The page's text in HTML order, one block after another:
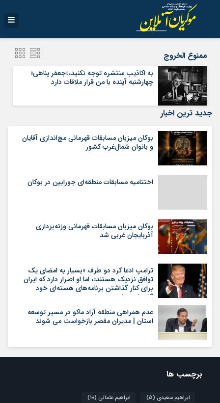
ممنوع الخروج
به اکاذیب منتشره توجه نکنید،«جعفر پناهی»
چهارشنبه آینده با من قرار ملاقات دارد
جدید ترین اخبار
بوکان میزبان مسابقات قهرمانی مچ‌اندازی آقایان
و بانوان شمال‌غرب کشور
اختتامیه مسابقات منطقه‌ای جورابین در بوکان
بوکان میزبان مسابقات قهرمانی وزنه‌برداری
آذربایجان غربی شد
ترامپ ادعا کرد دو طرف «بسیار به امضای یک
توافق نزدیک هستند»، اما او اصرار دارد که ایران
برای کنار گذاشتن برنامه‌های هسته‌ای خود
گام‌های بیشتری بردارد
عدم همراهی منطقه آزاد ماکو در مسیر توسعه
استان | مدیران مقصر بازخواست می شوند
برچسب ها
ابراهیم سعیدی (5) ابراهیم عثمانی (10)